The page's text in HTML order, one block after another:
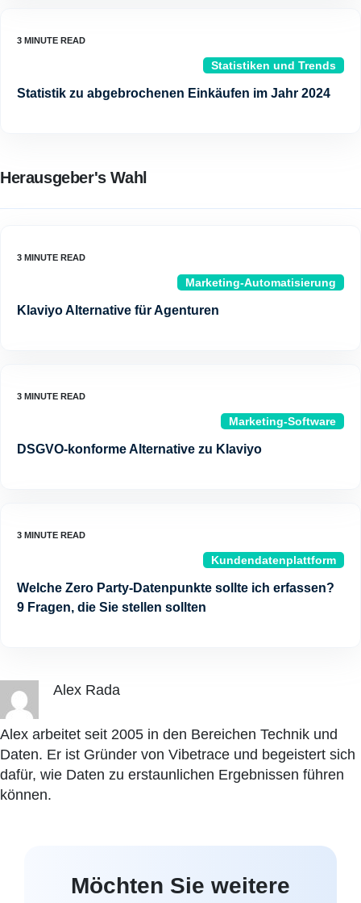
Statistiken und Trends
Statistik zu abgebrochenen Einkäufen im Jahr 2024
Herausgeber's Wahl
Marketing-Automatisierung
Klaviyo Alternative für Agenturen
Marketing-Software
DSGVO-konforme Alternative zu Klaviyo
Kundendatenplattform
Welche Zero Party-Datenpunkte sollte ich erfassen?
9 Fragen, die Sie stellen sollten
Alex Rada
Alex arbeitet seit 2005 in den Bereichen Technik und
Daten. Er ist Gründer von Vibetrace und begeistert sich
dafür, wie Daten zu erstaunlichen Ergebnissen führen
können.
Möchten Sie weitere